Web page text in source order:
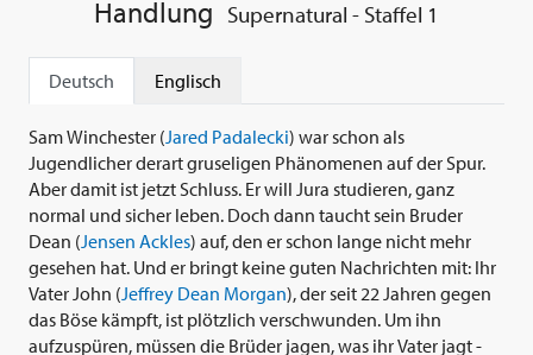
Handlung Supernatural - Staffel 1
Deutsch Englisch
Sam Winchester (Jared Padalecki) war schon als
Jugendlicher derart gruseligen Phänomenen auf der Spur.
Aber damit ist jetzt Schluss. Er will Jura studieren, ganz
normal und sicher leben. Doch dann taucht sein Bruder
Dean (Jensen Ackles) auf, den er schon lange nicht mehr
gesehen hat. Und er bringt keine guten Nachrichten mit: Ihr
Vater John (Jeffrey Dean Morgan), der seit 22 Jahren gegen
das Böse kämpft, ist plötzlich verschwunden. Um ihn
aufzuspüren, müssen die Brüder jagen, was ihr Vater jagt -